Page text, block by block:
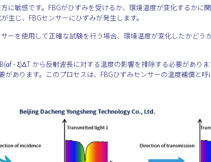
に敏感です。FBGがひずみを受けるか、環境温度が変化するかに
生じ、FBGセンサーにひずみが発生します。
ーを使用して正確な試験を行う場合、環境温度が変化したかどう
- ξ)ΔT から反射波長に対する温度の影響を排除する必要があり
があります。このプロセスは、FBGひずみセンサーの温度補償と呼